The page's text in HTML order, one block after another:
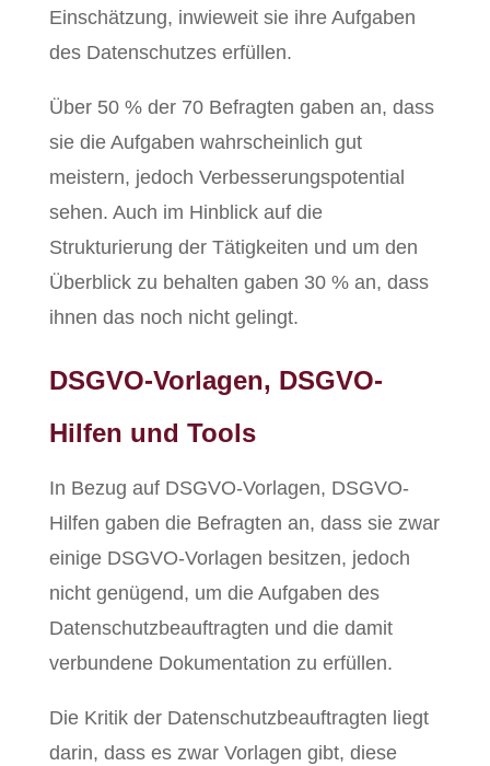
Einschätzung, inwieweit sie ihre Aufgaben
des Datenschutzes erfüllen.
Über 50 % der 70 Befragten gaben an, dass
sie die Aufgaben wahrscheinlich gut
meistern, jedoch Verbesserungspotential
sehen. Auch im Hinblick auf die
Strukturierung der Tätigkeiten und um den
Überblick zu behalten gaben 30 % an, dass
ihnen das noch nicht gelingt.
DSGVO-Vorlagen, DSGVO-
Hilfen und Tools
In Bezug auf DSGVO-Vorlagen, DSGVO-
Hilfen gaben die Befragten an, dass sie zwar
einige DSGVO-Vorlagen besitzen, jedoch
nicht genügend, um die Aufgaben des
Datenschutzbeauftragten und die damit
verbundene Dokumentation zu erfüllen.
Die Kritik der Datenschutzbeauftragten liegt
darin, dass es zwar Vorlagen gibt, diese